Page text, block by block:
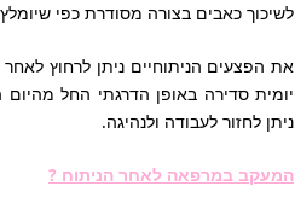
לשיכוך כאבים בצורה מסודרת כפי
את הפצעים הניתוחיים ניתן לרחוץ לאחר
יומית סדירה באופן הדרגתי החל
ניתן לחזור לעבודה ולנהיגה.
המעקב במרפאה לאחר הניתוח ?